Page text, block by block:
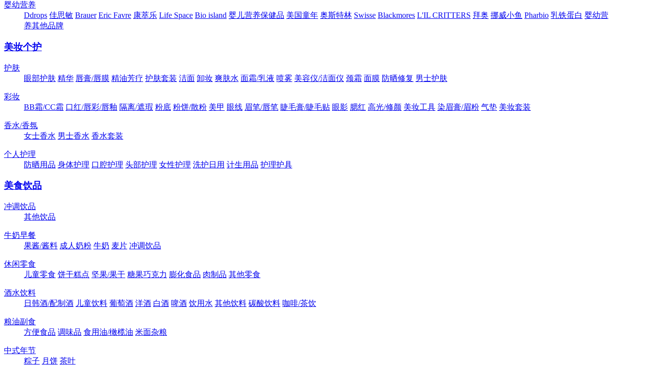
婴幼营养
Ddrops 佳思敏 Brauer Eric Favre 康萃乐 Life Space Bio island 婴儿营养保健品 美国童年 奥斯特林 Swisse Blackmores L'IL CRITTERS 拜奥 挪威小鱼 Pharbio 乳铁蛋白 婴幼营
养其他品牌
美妆个护
护肤
眼部护肤 精华 唇膏/唇膜 精油芳疗 护肤套装 洁面 卸妆 爽肤水 面霜/乳液 喷雾 美容仪/洁面仪 颈霜 面膜 防晒修复 男士护肤
彩妆
BB霜/CC霜 口红/唇彩/唇釉 隔离/遮瑕 粉底 粉饼/散粉 美甲 眼线 眉笔/唇笔 睫毛膏/睫毛贴 眼影 腮红 高光/修颜 美妆工具 染眉膏/眉粉 气垫 美妆套装
香水/香氛
女士香水 男士香水 香水套装
个人护理
防晒用品 身体护理 口腔护理 头部护理 女性护理 洗护日用 计生用品 护理护具
美食饮品
冲调饮品
其他饮品
牛奶早餐
果酱/酱料 成人奶粉 牛奶 麦片 冲调饮品
休闲零食
儿童零食 饼干糕点 坚果/果干 糖果巧克力 膨化食品 肉制品 其他零食
酒水饮料
日韩酒/配制酒 儿童饮料 葡萄酒 洋酒 白酒 啤酒 饮用水 其他饮料 碳酸饮料 咖啡/茶饮
粮油副食
方便食品 调味品 食用油/橄榄油 米面杂粮
中式年节
粽子 月饼 茶叶